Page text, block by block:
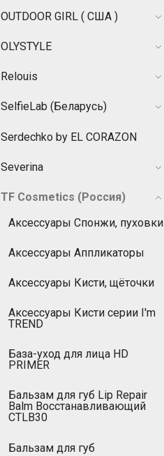
OUTDOOR GIRL ( США )
OLYSTYLE
Relouis
SelfieLab (Беларусь)
Serdechko by EL CORAZON
Severina
TF Cosmetics (Россия)
Аксессуары Спонжи, пуховки
Аксессуары Аппликаторы
Аксессуары Кисти, щёточки
Аксессуары Кисти серии I'm
TREND
База-уход для лица HD
PRIMER
Бальзам для губ Lip Repair
Balm Восстанавливающий
CTLB30
Бальзам для губ